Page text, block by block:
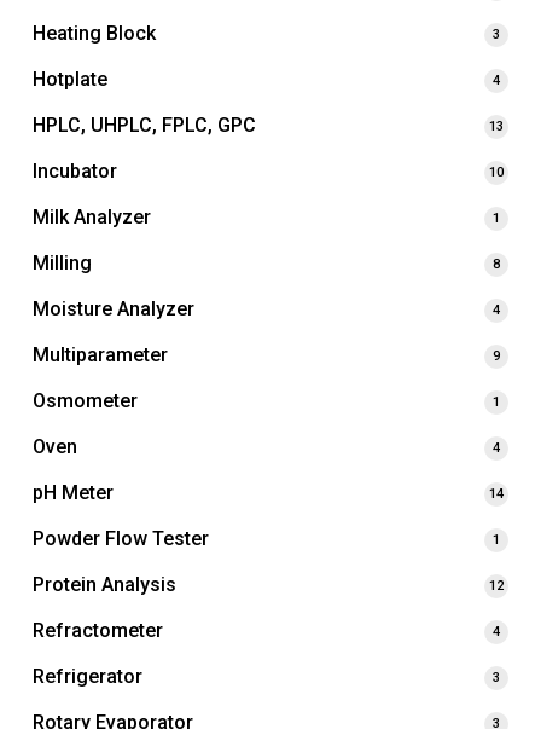
Heating Block 3
Hotplate 4
HPLC, UHPLC, FPLC, GPC 13
Incubator 10
Milk Analyzer 1
Milling 8
Moisture Analyzer 4
Multiparameter 9
Osmometer 1
Oven 4
pH Meter 14
Powder Flow Tester 1
Protein Analysis 12
Refractometer 4
Refrigerator 3
Rotary Evaporator 3